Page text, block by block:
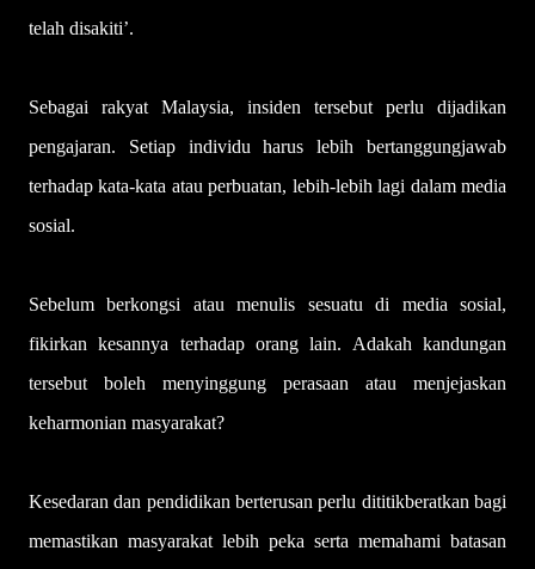
telah disakiti’.
Sebagai rakyat Malaysia, insiden tersebut perlu dijadikan
pengajaran. Setiap individu harus lebih bertanggungjawab
terhadap kata-kata atau perbuatan, lebih-lebih lagi dalam media
sosial.
Sebelum berkongsi atau menulis sesuatu di media sosial,
fikirkan kesannya terhadap orang lain. Adakah kandungan
tersebut boleh menyinggung perasaan atau menjejaskan
keharmonian masyarakat?
Kesedaran dan pendidikan berterusan perlu dititikberatkan bagi
memastikan masyarakat lebih peka serta memahami batasan